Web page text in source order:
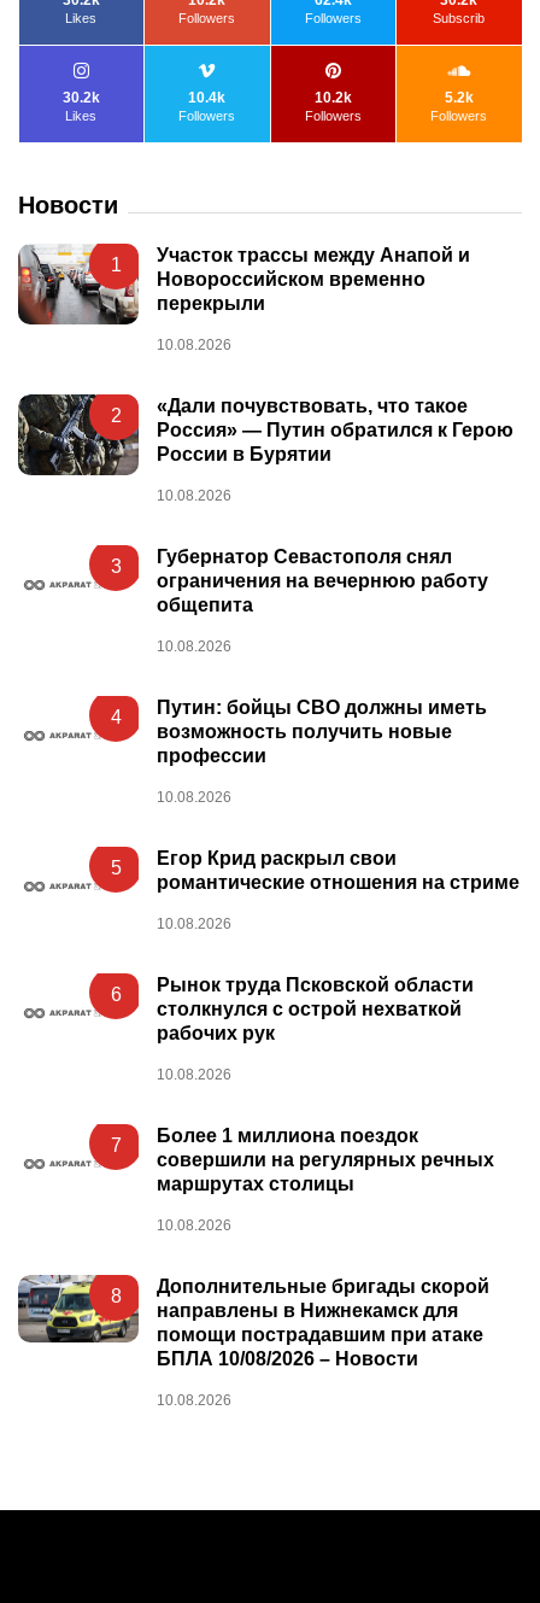
Likes Followers Followers Subscrib
30.2k
Likes
10.4k
Followers
10.2k
Followers
5.2k
Followers
Новости
1
Участок трассы между Анапой и
Новороссийском временно
перекрыли
10.08.2026
2
«Дали почувствовать, что такое
Россия» — Путин обратился к Герою
России в Бурятии
10.08.2026
3
Губернатор Севастополя снял
ограничения на вечернюю работу
общепита
10.08.2026
4
Путин: бойцы СВО должны иметь
возможность получить новые
профессии
10.08.2026
5
Егор Крид раскрыл свои
романтические отношения на стриме
10.08.2026
6
Рынок труда Псковской области
столкнулся с острой нехваткой
рабочих рук
10.08.2026
7
Более 1 миллиона поездок
совершили на регулярных речных
маршрутах столицы
10.08.2026
8
Дополнительные бригады скорой
направлены в Нижнекамск для
помощи пострадавшим при атаке
БПЛА 10/08/2026 – Новости
10.08.2026